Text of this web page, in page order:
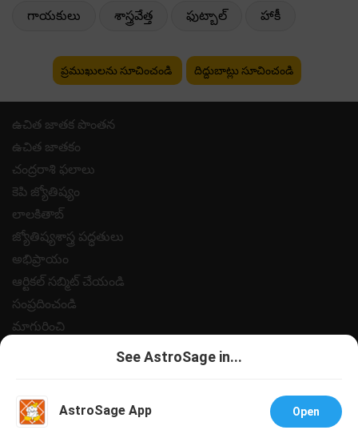
గాయకులు శాస్త్రవేత్త ఫుట్బాల్ హాకీ
ప్రముఖులను సూచించండి దిద్దుబాట్లు సూచించండి
ఉచిత జాతక పొంతన
ఉచిత జాతకం
చంద్రరాశి ఫలాలు
కెపి జ్యోతిష్యం
లాలకితాబ్
జ్యోతిష్యశాస్త్ర పద్ధతులు
అభిప్రాయం
ఆర్టికల్ సబ్మిట్ చేయండి
సంప్రదించండి
మాగురించి
సహాయం
See AstroSage in...
AstroSage App Open